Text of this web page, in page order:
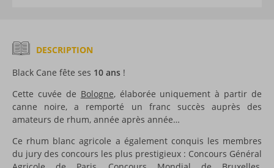
DESCRIPTION
Black Cane fête ses 10 ans !
Cette cuvée de Bologne, élaborée uniquement à partir de
canne noire, a remporté un franc succès auprès des
amateurs de rhum, année après année…
Ce rhum blanc agricole a également conquis les membres
du jury des concours les plus prestigieux : Concours Général